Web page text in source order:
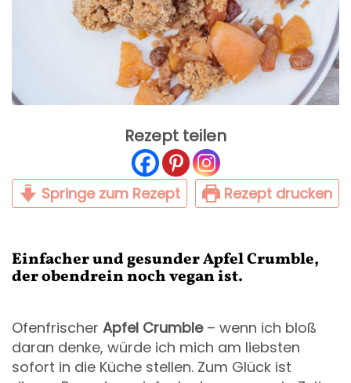
Rezept teilen
Springe zum Rezept Rezept drucken
Einfacher und gesunder Apfel Crumble,
der obendrein noch vegan ist.
Ofenfrischer Apfel Crumble– wenn ich bloß
daran denke, würde ich mich am liebsten
sofort in die Küche stellen. Zum Glück ist